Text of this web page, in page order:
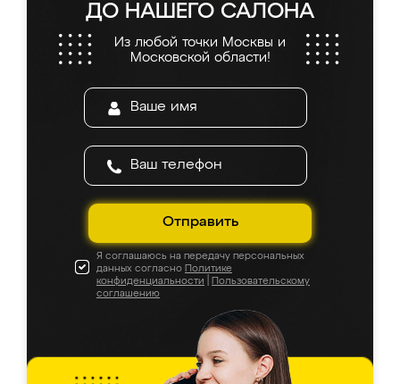
ДО НАШЕГО САЛОНА
Из любой точки Москвы и
Московской области!
Отправить
Я соглашаюсь на передачу персональных
данных согласно Политике
конфиденциальности
Пользовательскому
соглашению